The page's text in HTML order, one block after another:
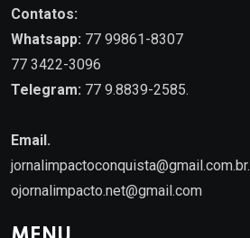
Contatos:
Whatsapp: 77 99861-8307
77 3422-3096
Telegram: 77 9.8839-2585.
Email.
jornalimpactoconquista@gmail.com.br.
ojornalimpacto.net@gmail.com